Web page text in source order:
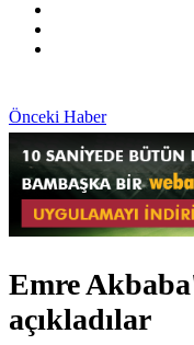
Önceki Haber
Emre
açıkladılar